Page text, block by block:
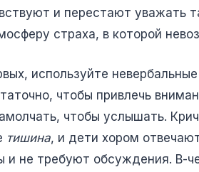
и перестают уважать
страха, в которой
используйте
чтобы привлечь
чтобы услышать.
тишина, и дети хором
не требуют обсуждения. В-